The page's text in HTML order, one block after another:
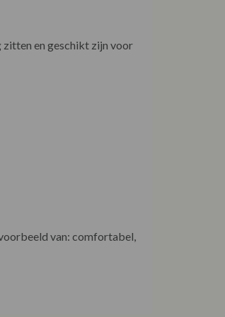
zitten en geschikt zijn voor
van: comfortabel,